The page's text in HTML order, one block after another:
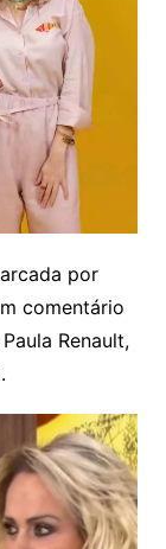
por
comentário
Renault,
.